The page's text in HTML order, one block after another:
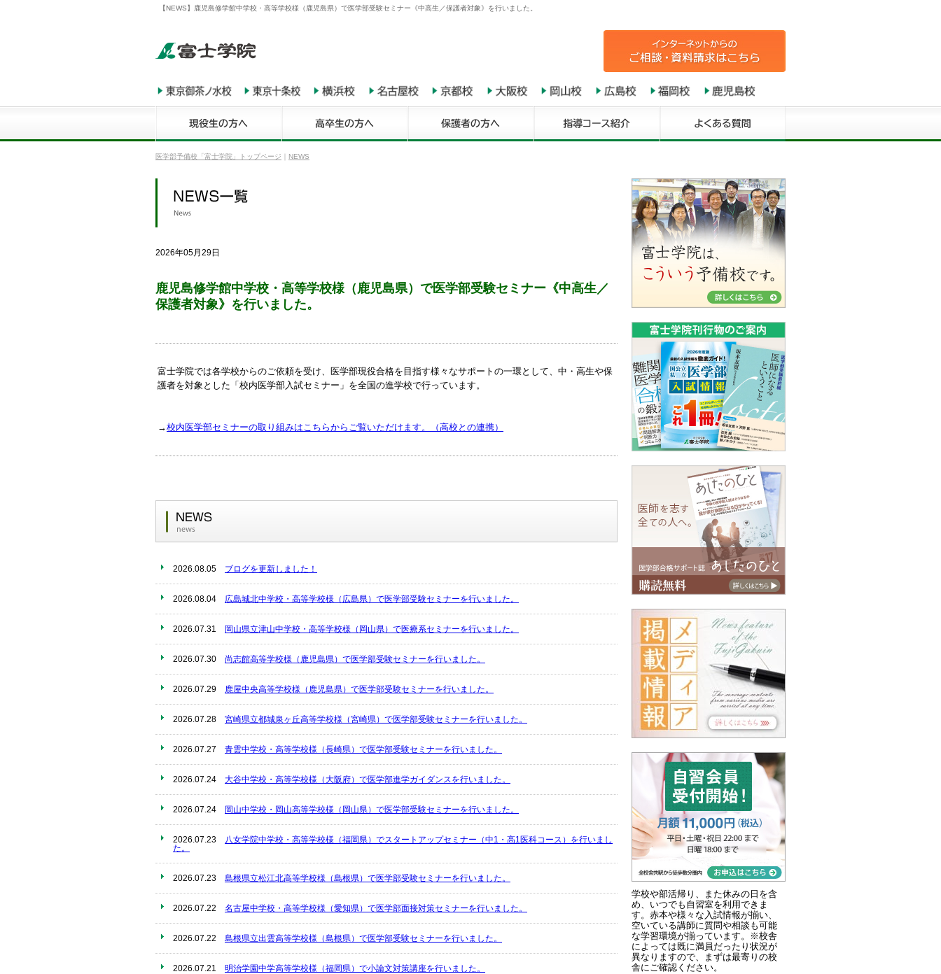
【NEWS】鹿児島修学館中学校・高等学校様（鹿児島県）で医学部受験セミナー《中高生／保護者対象》を行いました。
医学部予備校「富士学院」トップページ NEWS
2026年05月29日
鹿児島修学館中学校・高等学校様（鹿児島県）で医学部受験セミナー《中高生／
保護者対象》を行いました。
富士学院では各学校からのご依頼を受け、医学部現役合格を目指す様々なサポートの一環として、中・高生や保
護者を対象とした「校内医学部入試セミナー」を全国の進学校で行っています。
→校内医学部セミナーの取り組みはこちらからご覧いただけます。（高校との連携）
2026.08.05 ブログを更新しました！
2026.08.04 広島城北中学校・高等学校様（広島県）で医学部受験セミナーを行いました。
2026.07.31 岡山県立津山中学校・高等学校様（岡山県）で医療系セミナーを行いました。
2026.07.30 尚志館高等学校様（鹿児島県）で医学部受験セミナーを行いました。
2026.07.29 鹿屋中央高等学校様（鹿児島県）で医学部受験セミナーを行いました。
2026.07.28 宮崎県立都城泉ヶ丘高等学校様（宮崎県）で医学部受験セミナーを行いました。
2026.07.27 青雲中学校・高等学校様（長崎県）で医学部受験セミナーを行いました。
2026.07.24 大谷中学校・高等学校様（大阪府）で医学部進学ガイダンスを行いました。
2026.07.24 岡山中学校・岡山高等学校様（岡山県）で医学部受験セミナーを行いました。
2026.07.23 八女学院中学校・高等学校様（福岡県）でスタートアップセミナー（中1・高1医科コース）を行いまし
た。
2026.07.23 島根県立松江北高等学校様（島根県）で医学部受験セミナーを行いました。
2026.07.22 名古屋中学校・高等学校様（愛知県）で医学部面接対策セミナーを行いました。
2026.07.22 島根県立出雲高等学校様（島根県）で医学部受験セミナーを行いました。
2026.07.21 明治学園中学高等学校様（福岡県）で小論文対策講座を行いました。
学校や部活帰り、また休みの日を含
め、いつでも自習室を利用できま
す。赤本や様々な入試情報が揃い、
空いている講師に質問や相談も可能
な学習環境が揃っています。※校舎
によっては既に満員だったり状況が
異なりますので、まずは最寄りの校
舎にご確認ください。